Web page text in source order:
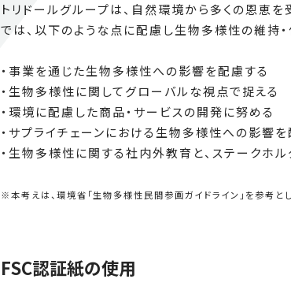
トリドールグループは、自然環境から多くの恩恵
では、以下のような点に配慮し生物多様性の維持・
・事業を通じた生物多様性への影響を配慮する
・生物多様性に関してグローバルな視点で捉える
・環境に配慮した商品・サービスの開発に努める
・サプライチェーンにおける生物多様性への影響を
・生物多様性に関する社内外教育と、ステークホ
※本考えは、環境省「生物多様性民間参画ガイドライン」を参考とし
FSC認証紙の使用